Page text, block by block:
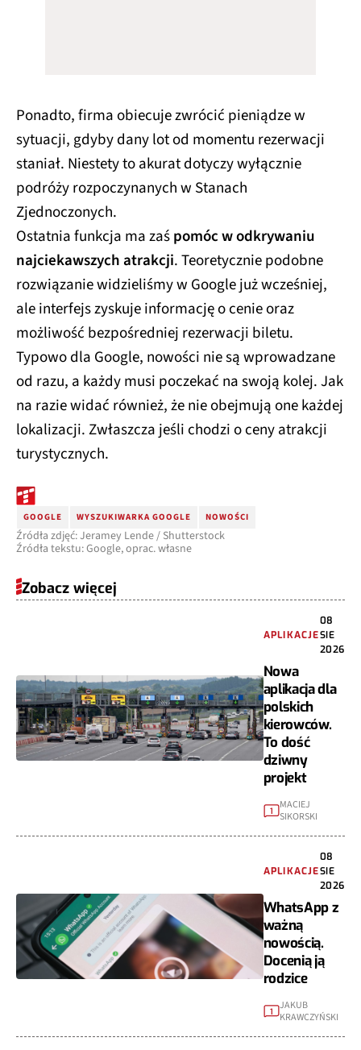
Ponadto, firma obiecuje zwrócić pieniądze w
sytuacji, gdyby dany lot od momentu rezerwacji
staniał. Niestety to akurat dotyczy wyłącznie
podróży rozpoczynanych w Stanach
Zjednoczonych.
Ostatnia funkcja ma zaśpomóc w odkrywaniu
najciekawszych atrakcji. Teoretycznie podobne
rozwiązanie widzieliśmy w Google już wcześniej,
ale interfejs zyskuje informację o cenie oraz
możliwość bezpośredniej rezerwacji biletu.
Typowo dla Google, nowości nie są wprowadzane
od razu, a każdy musi poczekać na swoją kolej. Jak
na razie widać również, że nie obejmują one każdej
lokalizacji. Zwłaszcza jeśli chodzi o ceny atrakcji
turystycznych.
GOOGLE WYSZUKIWARKA GOOGLE NOWOŚCI
Źródła zdjęć: Jeramey Lende / Shutterstock
Źródła tekstu: Google, oprac. własne
Zobacz więcej
APLIKACJE
08
SIE
2026
Nowa
aplikacja dla
polskich
kierowców.
To dość
dziwny
projekt
1
MACIEJ
SIKORSKI
APLIKACJE
08
SIE
2026
WhatsApp z
ważną
nowością.
Docenią ją
rodzice
1
JAKUB
KRAWCZYŃSKI